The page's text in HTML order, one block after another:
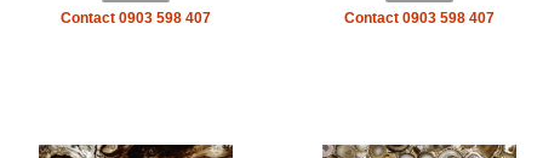
Contact 0903 598 407 Contact 0903 598 407